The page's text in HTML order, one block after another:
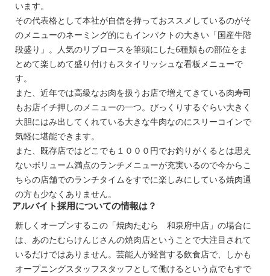
います。
その代表格として本社が自信を持っておススメしているのがそ
のメニューのネーミング的にもインパクトの大きい「国産牛階
段盛り」。人気のリブロースを筆頭にした6種類もの部位をま
とめて楽しめて盛り付けもスタイリッシュな看板メニューで
す。
また、近年では高級なお肉を扱うお店で増えてきている肉寿司
もお店イチ押しのメニューの一つ。びっくりするぐらい大きく
大胆にはみ出してくれている大きな牛肉なのにスリーコインで
気軽に堪能できます。
また、既存店ではどこでも１０００円でお釣りがくるとは思え
ないボリューム満点のランチメニューが充実いるので今からこ
ちらの店舗でのランチタイムをすでに楽しみにしている焼肉通
の方も少なくありません。
アルバイト採用についての情報は？
新しくオープンするこの「焼肉たむら 和泉府中店」の場合に
は、あのたむらけんじさんの焼肉店ということで大注目されて
いるだけではありません。芸能人が経営する飲食店で、しかも
オープニングスタッフスタッフとして働けるという点でもすで